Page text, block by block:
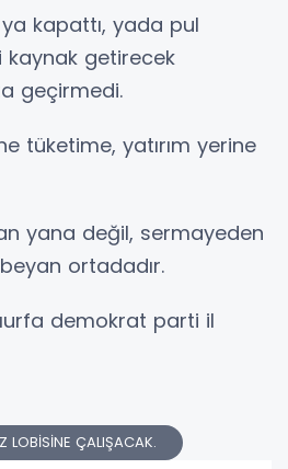
kapattı, yada pul
kaynak getirecek
geçirmedi.
tüketime, yatırım yerine
yana değil, sermayeden
ortadadır.
demokrat parti il
LOBİSİNE ÇALIŞACAK.